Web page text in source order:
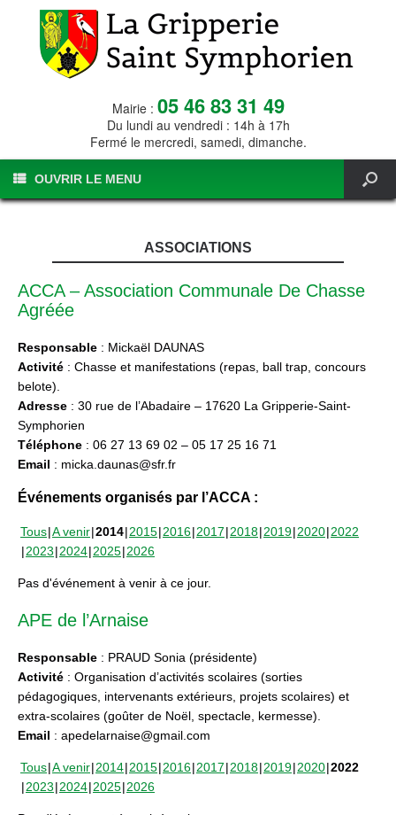
Mairie : 05 46 83 31 49
Du lundi au vendredi : 14h à 17h
Fermé le mercredi, samedi, dimanche.
OUVRIR LE MENU
ASSOCIATIONS
ACCA – Association Communale De Chasse
Agréée
Responsable : Mickaël DAUNAS
Activité : Chasse et manifestations (repas, ball trap, concours
belote).
Adresse : 30 rue de l’Abadaire – 17620 La Gripperie-Saint-
Symphorien
Téléphone : 06 27 13 69 02 – 05 17 25 16 71
Email : micka.daunas@sfr.fr
Événements organisés par l’ACCA :
Tous A venir 2014 2015 2016 2017 2018 2019 2020 2022
2023 2024 2025 2026
Pas d'événement à venir à ce jour.
APE de l’Arnaise
Responsable : PRAUD Sonia (présidente)
Activité : Organisation d’activités scolaires (sorties
pédagogiques, intervenants extérieurs, projets scolaires) et
extra-scolaires (goûter de Noël, spectacle, kermesse).
Email : apedelarnaise@gmail.com
Tous A venir 2014 2015 2016 2017 2018 2019 2020 2022
2023 2024 2025 2026